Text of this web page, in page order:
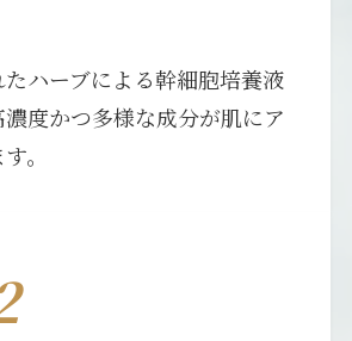
ハーブによる幹細胞培養液
度かつ多様な成分が肌にア
。